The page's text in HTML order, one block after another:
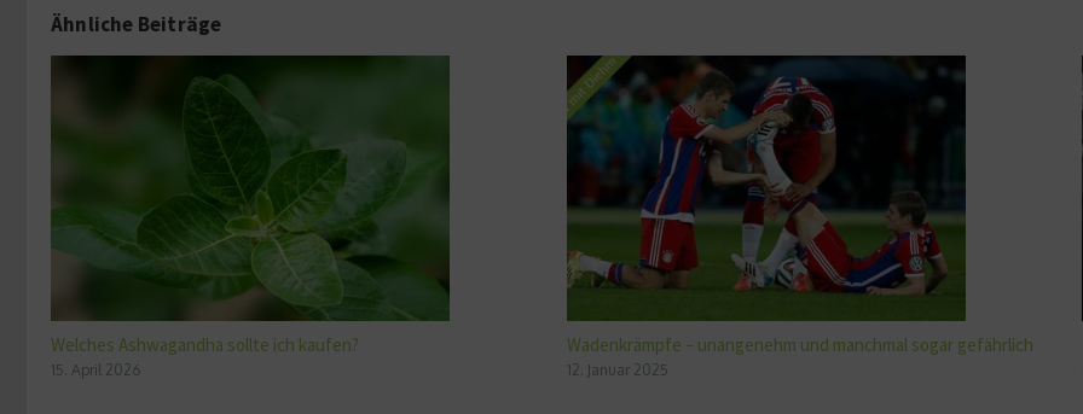
Ähnliche Beiträge
Welches Ashwagandha sollte ich kaufen?
15. April 2026
Wadenkrämpfe – unangenehm und manchmal sogar gefährlich
12. Januar 2025